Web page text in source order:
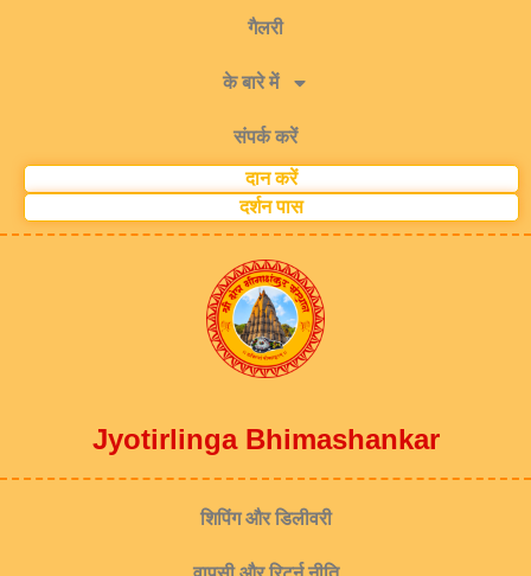
गैलरी
के बारे में
संपर्क करें
दान करें
दर्शन पास
Jyotirlinga Bhimashankar
शिपिंग और डिलीवरी